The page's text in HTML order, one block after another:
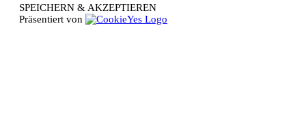
SPEICHERN & AKZEPTIEREN
Präsentiert von